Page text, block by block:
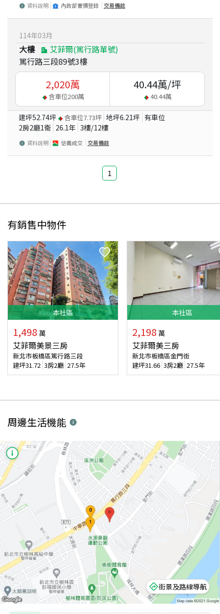
資料說明 內政部實價登錄 交易備註
114年03月
大樓
艾菲爾(篤行路單號)
篤行路三段89號3樓
2,020萬
含車位200萬
40.44萬/坪
40.44萬
建坪52.74坪 含車位7.73坪 地坪6.21坪 有車位
2房2廳1衛 26.1年 3樓/12樓
資料說明 信義成交 交易備註
1
有銷售中物件
本社區
1,498 萬
艾菲爾美景三房
新北市板橋區篤行路三段
建坪31.72 3房2廳 27.5年
本社區
2,198 萬
艾菲爾美三房
新北市板橋區金門街
建坪31.66 3房2廳 27.5年
周邊生活機能
街景及路線導航